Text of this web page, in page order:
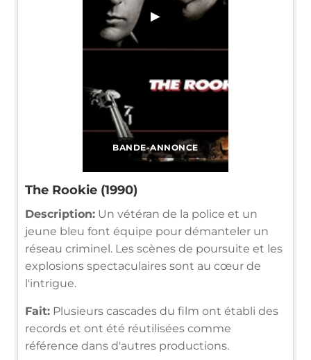
BANDE-ANNONCE
▶
The Rookie (1990)
Description: Un vétéran de la police et un
jeune bleu font équipe pour démanteler un
réseau criminel. Les scènes de poursuite et les
explosions spectaculaires sont au cœur de
l'intrigue.
Fait: Plusieurs cascades du film ont établi des
records et ont été réutilisées comme
référence dans d'autres productions.